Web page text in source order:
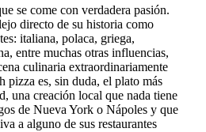
se come con verdadera pasión.
directo de su historia como
italiana, polaca, griega,
entre muchas otras influencias,
culinaria extraordinariamente
pizza es, sin duda, el plato más
una creación local que nada tiene
de Nueva York o Nápoles y que
a alguno de sus restaurantes